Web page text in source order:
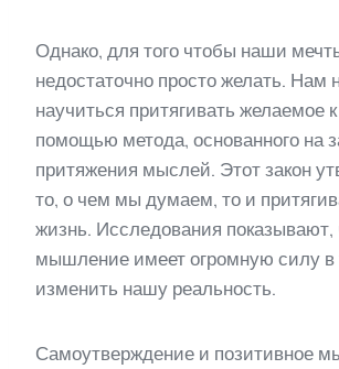
Однако, для того чтобы наши
недостаточно просто желать. Нам
научиться притягивать желаемое
помощью метода, основанного на
притяжения мыслей. Этот закон
то, о чем мы думаем, то и
жизнь. Исследования
мышление имеет огромную силу в
изменить нашу реальность.
Самоутверждение и позитивное